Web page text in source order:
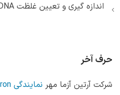
اندازه گیری و تعیین غلظت RNA, DNA
حرف آخر
شرکت آرتین آزما مهر نمایندگی spectron